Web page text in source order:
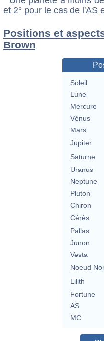
et 2° pour le cas de l'AS
Positions et
Brown
Soleil
Lune
Mercure
Vénus
Mars
Jupiter
Saturne
Uranus
Neptune
Pluton
Chiron
Cérès
Pallas
Junon
Vesta
Noeud
Lilith
Fortune
AS
MC